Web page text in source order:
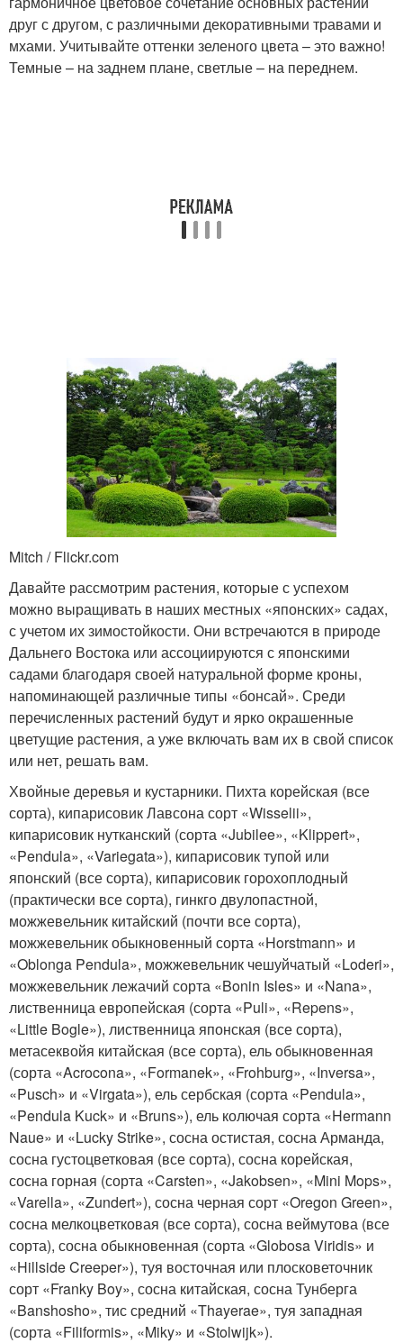
друг с другом, с различными декоративными травами и
мхами. Учитывайте оттенки зеленого цвета – это важно!
Темные – на заднем плане, светлые – на переднем.
Mitch / Flickr.com
Давайте рассмотрим растения, которые с успехом
можно выращивать в наших местных «японских» садах,
с учетом их зимостойкости. Они встречаются в природе
Дальнего Востока или ассоциируются с японскими
садами благодаря своей натуральной форме кроны,
напоминающей различные типы «бонсай». Среди
перечисленных растений будут и ярко окрашенные
цветущие растения, а уже включать вам их в свой список
или нет, решать вам.
Хвойные деревья и кустарники. Пихта корейская (все
сорта), кипарисовик Лавсона сорт «Wisselii»,
кипарисовик нутканский (сорта «Jubilee», «Klippert»,
«Pendula», «Variegata»), кипарисовик тупой или
японский (все сорта), кипарисовик горохоплодный
(практически все сорта), гинкго двулопастной,
можжевельник китайский (почти все сорта),
можжевельник обыкновенный сорта «Horstmann» и
«Oblonga Pendula», можжевельник чешуйчатый «Loderi»,
можжевельник лежачий сорта «Bonin Isles» и «Nana»,
лиственница европейская (сорта «Puli», «Repens»,
«Little Bogle»), лиственница японская (все сорта),
метасеквойя китайская (все сорта), ель обыкновенная
(сорта «Acrocona», «Formanek», «Frohburg», «Inversa»,
«Pusch» и «Virgata»), ель сербская (сорта «Pendula»,
«Pendula Kuck» и «Bruns»), ель колючая сорта «Hermann
Naue» и «Lucky Strike», сосна остистая, сосна Арманда,
сосна густоцветковая (все сорта), сосна корейская,
сосна горная (сорта «Carsten», «Jakobsen», «Mini Mops»,
«Varella», «Zundert»), сосна черная сорт «Oregon Green»,
сосна мелкоцветковая (все сорта), сосна веймутова (все
сорта), сосна обыкновенная (сорта «Globosa Viridis» и
«Hillside Creeper»), туя восточная или плосковеточник
сорт «Franky Boy», сосна китайская, сосна Тунберга
«Banshosho», тис средний «Thayerae», туя западная
(сорта «Filiformis», «Miky» и «Stolwijk»).